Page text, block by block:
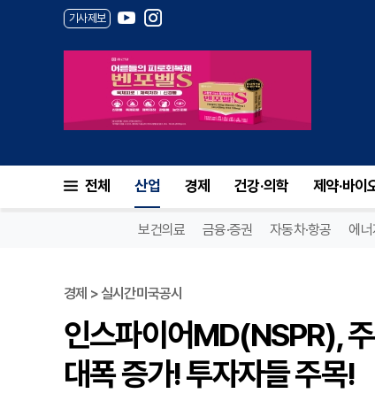
기사제보
전체 산업 경제 건강·의학 제약·바이
보건의료 금융·증권 자동차·항공 에너
경제 > 실시간미국공시
인스파이어MD(NSPR),
대폭 증가! 투자자들 주목!